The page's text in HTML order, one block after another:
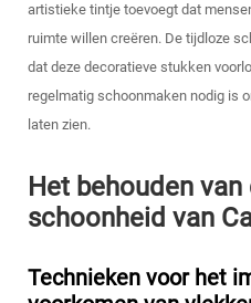
artistieke tintje toevoegt dat
ruimte willen creëren. De tijdloze
dat deze decoratieve stukken
regelmatig schoonmaken nodig is
laten zien.
Het behouden
schoonheid van
Technieken voor het